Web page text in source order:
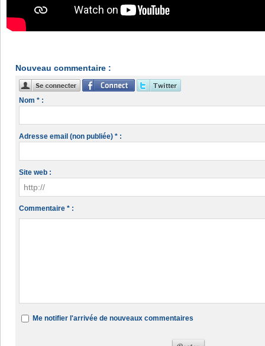
Nouveau commentaire :
Nom * :
Adresse email (non publiée) * :
Site web :
Commentaire * :
Me notifier l'arrivée de nouveaux commentaires